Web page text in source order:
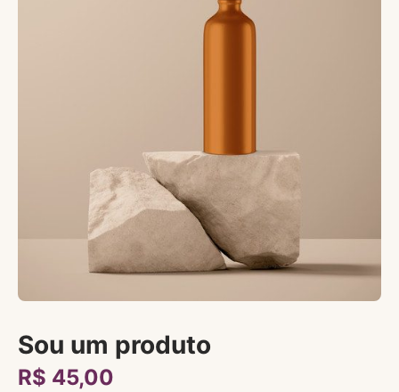
Sou um produto
R$ 45,00